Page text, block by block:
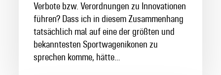
Verbote bzw. Verordnungen zu Innovationen
führen? Dass ich in diesem Zusammenhang
tatsächlich mal auf eine der größten und
bekanntesten Sportwagenikonen zu
sprechen komme, hätte…